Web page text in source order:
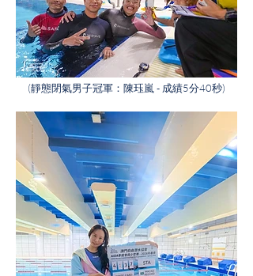
(靜態閉氣男子冠軍：陳珏嵐 - 成績5分40秒)